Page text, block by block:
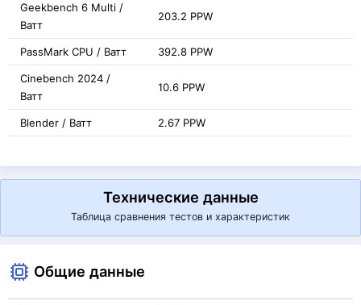
Geekbench 6 Multi /
Ватт
203.2 PPW
PassMark CPU / Ватт 392.8 PPW
Cinebench 2024 /
Ватт
10.6 PPW
Blender / Ватт 2.67 PPW
Технические данные
Таблица сравнения тестов и характеристик
Общие данные